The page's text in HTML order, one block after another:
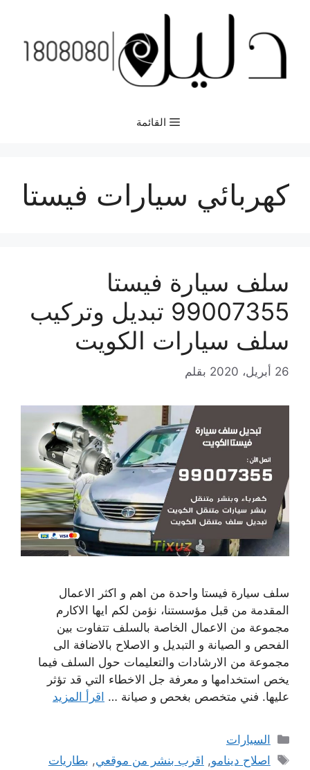
المحتوى
القائمة
كهربائي سيارات فيستا
سلف سيارة فيستا
99007355 تبديل وتركيب
سلف سيارات الكويت
26 أبريل، 2020 بقلم
سلف سيارة فيستا واحدة من اهم و اكثر الاعمال
المقدمة من قبل مؤسستنا، نؤمن لكم ايها الاكارم
مجموعة من الاعمال الخاصة بالسلف تتفاوت بين
الفحص و الصيانة و التبديل و الاصلاح بالاضافة الى
مجموعة من الارشادات والتعليمات حول السلف فيما
يخص استخدامها و معرفة جل الاخطاء التي قد تؤثر
عليها. فني متخصص بغحص و صيانة … اقرأ المزيد
التصنيفات
السيارات
الوسوم
اصلاح دينامو, اقرب بنشر من موقعي, بطاريات